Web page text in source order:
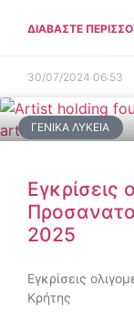
ΔΙΑΒΑΣΤΕ
30/07/2024 06:53
ΓΕΝΙΚΆ ΛΎΚΕΙΑ
Εγκρίσεις
2025
Εγκρίσεις
Κρήτης